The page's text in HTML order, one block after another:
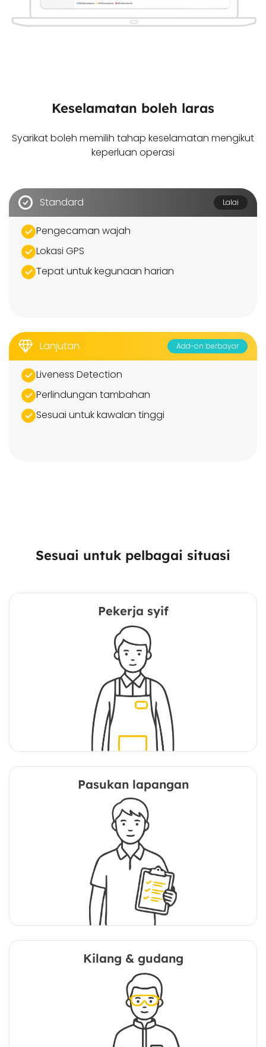
Keselamatan boleh laras
Syarikat boleh memilih tahap keselamatan mengikut
keperluan operasi
Standard Lalai
Pengecaman wajah
Lokasi GPS
Tepat untuk kegunaan harian
Lanjutan Add-on berbayar
Liveness Detection
Perlindungan tambahan
Sesuai untuk kawalan tinggi
Sesuai untuk pelbagai situasi
Pekerja syif
Pasukan lapangan
Kilang & gudang